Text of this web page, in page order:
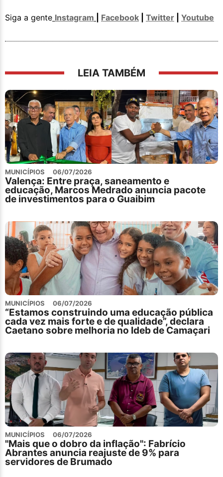
Siga a gente Instagram Facebook Twitter Youtube
LEIA TAMBÉM
MUNICÍPIOS 06/07/2026
Valença: Entre praça, saneamento e
educação, Marcos Medrado anuncia pacote
de investimentos para o Guaibim
MUNICÍPIOS 06/07/2026
“Estamos construindo uma educação pública
cada vez mais forte e de qualidade”, declara
Caetano sobre melhoria no Ideb de Camaçari
MUNICÍPIOS 06/07/2026
"Mais que o dobro da inflação": Fabrício
Abrantes anuncia reajuste de 9% para
servidores de Brumado